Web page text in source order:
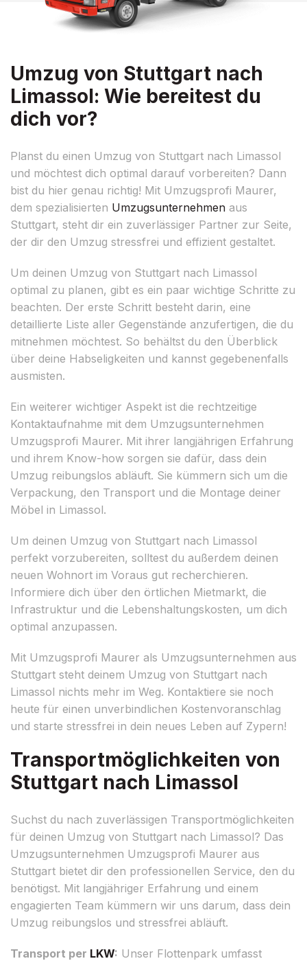
Umzug von Stuttgart nach
Limassol: Wie bereitest du
dich vor?
Planst du einen Umzug von Stuttgart nach Limassol
und möchtest dich optimal darauf vorbereiten? Dann
bist du hier genau richtig! Mit Umzugsprofi Maurer,
dem spezialisierten Umzugsunternehmen aus
Stuttgart, steht dir ein zuverlässiger Partner zur Seite,
der dir den Umzug stressfrei und effizient gestaltet.
Um deinen Umzug von Stuttgart nach Limassol
optimal zu planen, gibt es ein paar wichtige Schritte zu
beachten. Der erste Schritt besteht darin, eine
detaillierte Liste aller Gegenstände anzufertigen, die du
mitnehmen möchtest. So behältst du den Überblick
über deine Habseligkeiten und kannst gegebenenfalls
ausmisten.
Ein weiterer wichtiger Aspekt ist die rechtzeitige
Kontaktaufnahme mit dem Umzugsunternehmen
Umzugsprofi Maurer. Mit ihrer langjährigen Erfahrung
und ihrem Know-how sorgen sie dafür, dass dein
Umzug reibungslos abläuft. Sie kümmern sich um die
Verpackung, den Transport und die Montage deiner
Möbel in Limassol.
Um deinen Umzug von Stuttgart nach Limassol
perfekt vorzubereiten, solltest du außerdem deinen
neuen Wohnort im Voraus gut recherchieren.
Informiere dich über den örtlichen Mietmarkt, die
Infrastruktur und die Lebenshaltungskosten, um dich
optimal anzupassen.
Mit Umzugsprofi Maurer als Umzugsunternehmen aus
Stuttgart steht deinem Umzug von Stuttgart nach
Limassol nichts mehr im Weg. Kontaktiere sie noch
heute für einen unverbindlichen Kostenvoranschlag
und starte stressfrei in dein neues Leben auf Zypern!
Transportmöglichkeiten von
Stuttgart nach Limassol
Suchst du nach zuverlässigen Transportmöglichkeiten
für deinen Umzug von Stuttgart nach Limassol? Das
Umzugsunternehmen Umzugsprofi Maurer aus
Stuttgart bietet dir den professionellen Service, den du
benötigst. Mit langjähriger Erfahrung und einem
engagierten Team kümmern wir uns darum, dass dein
Umzug reibungslos und stressfrei abläuft.
Transport per LKW: Unser Flottenpark umfasst